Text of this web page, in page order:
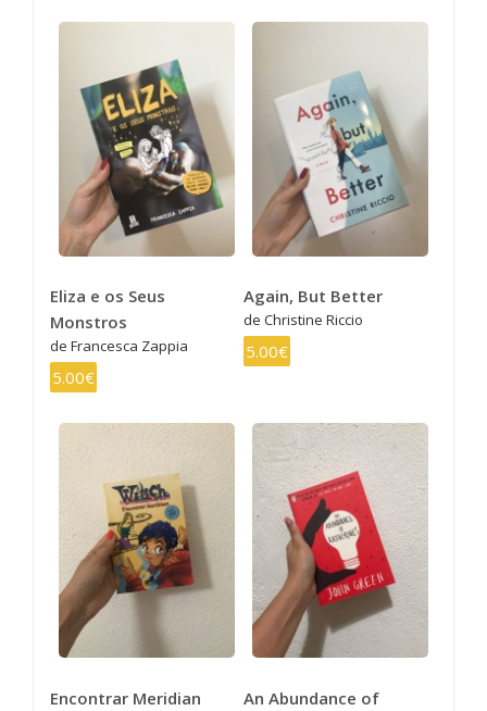
Eliza e os Seus
Monstros
de Francesca Zappia
5.00€
Again, But Better
de Christine Riccio
5.00€
Encontrar Meridian
An Abundance of